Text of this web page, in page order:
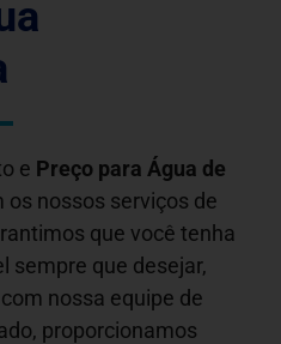
e Preço para Água de
os nossos serviços de
que você tenha
sempre que desejar,
nossa equipe de
proporcionamos